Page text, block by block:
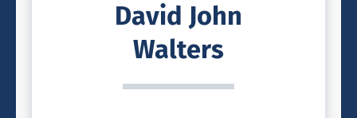
David John
Walters